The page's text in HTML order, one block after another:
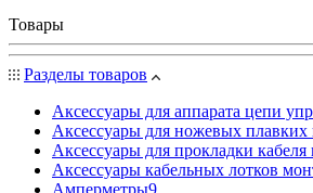
Товары
Разделы товаров
Аксессуары для аппарата цепи
Аксессуары для ножевых плавких
Аксессуары для прокладки
Аксессуары кабельных лотков
Амперметры9